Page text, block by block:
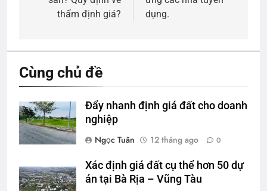
thẩm định giá?
dụng.
Cùng chủ đề
Đẩy nhanh định giá đất cho doanh
nghiệp
Ngọc Tuân
12 tháng ago 0
Xác định giá đất cụ thể hơn 50 dự
án tại Bà Rịa – Vũng Tàu